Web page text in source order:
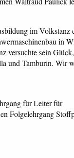
im Volkstanz
in
versuchte sein
und Tamburin. Wir
für Leiter für
Folgelehrgang